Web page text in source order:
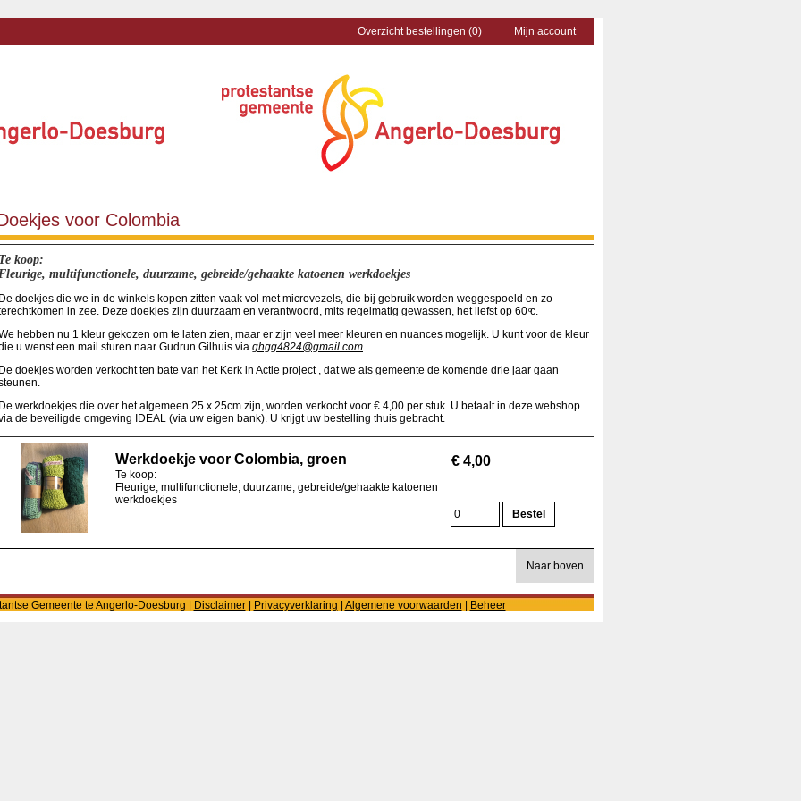
Mijn account
Overzicht bestellingen (0)
voor Colombia
Te koop:
multifunctionele, duurzame, gebreide/gehaakte katoenen werkdoekjes
De doekjes die we in de winkels kopen zitten vaak vol met microvezels, die bij gebruik worden weggespoeld en zo
in zee. Deze doekjes zijn duurzaam en verantwoord, mits regelmatig gewassen, het liefst op 60 ͦc.
hebben nu 1 kleur gekozen om te laten zien, maar er zijn veel meer kleuren en nuances mogelijk. U kunt voor de kleur
u wenst een mail sturen naar Gudrun Gilhuis via ghgg4824@gmail.com.
De doekjes worden verkocht ten bate van het Kerk in Actie project , dat we als gemeente de komende drie jaar gaan
De werkdoekjes die over het algemeen 25 x 25cm zijn, worden verkocht voor € 4,00 per stuk. U betaalt in deze webshop
de beveiligde omgeving IDEAL (via uw eigen bank). U krijgt uw bestelling thuis gebracht.
Werkdoekje voor Colombia, groen
Te koop:
Fleurige, multifunctionele, duurzame, gebreide/gehaakte katoenen
werkdoekjes
€ 4,00
Naar boven
Gemeente te Angerlo-Doesburg | Disclaimer| Privacyverklaring Algemene voorwaarden Beheer